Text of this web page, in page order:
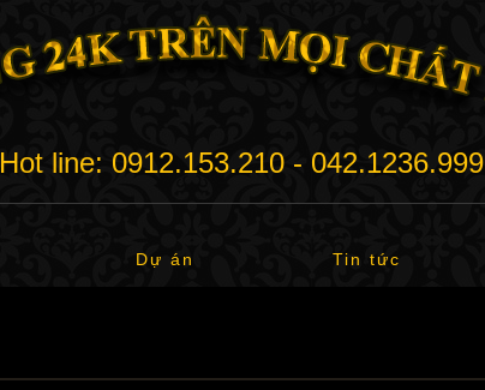
Hot line: 0912.153.210 - 042.1236.999
Dự án Tin tức